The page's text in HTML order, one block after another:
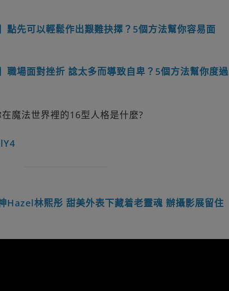
點先可以輕鬆作出艱難抉擇？5個方法幫你容易面
職場面對挫折 諗太多而導致自卑？5個方法幫你度過
魔法世界裡的16型人格是什麼?
Hazel林熙彤 甜美外表下藏着老靈魂 辦攝影展留住